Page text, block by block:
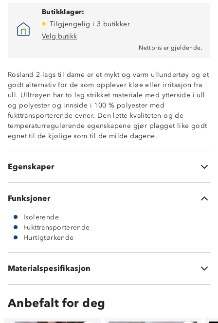
Butikklager:
Tilgjengelig i 3 butikker
Velg butikk
Nettpris er gjeldende.
Rosland 2-lags til dame er et mykt og varm ullundertøy og et
godt alternativ for de som opplever kløe eller irritasjon fra
ull. Ulltrøyen har to lag strikket materiale med ytterside i ull
og polyester og innside i 100 % polyester med
fukttransporterende evner. Den lette kvaliteten og de
temperaturregulerende egenskapene gjør plagget like godt
egnet til de kjølige som til de milde dagene.
Egenskaper
Isolerende ytterlag i 70 % ull + 30 % polyester
Fukttransporterende innside, 100% polyester
Varmt 2-lags ullundertøy
ØkoTex® sertifisert
Funksjoner
Isolerende
Fukttransporterende
Hurtigtørkende
Materialspesifikasjon
i 100 % fukttransporterende polyester
Anbefalt for deg